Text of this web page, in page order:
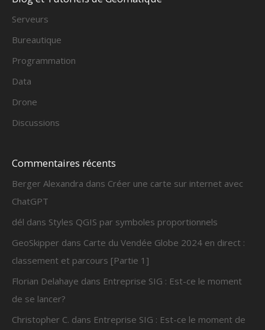
Serveurs
Bureautique
Programmation
Data
Drone
Discussions
Commentaires récents
Berger Alexandra dans Créer une carte sur internet avec
ChatGPT
dél dans Styles QGIS par symboles proportionnels
GeoSkipper dans Carte du Vendée Globe 2024 en direct :
classement et parcours [Partie 1]
Florian Delahaye dans Entreprise SIG : Est-ce le moment
de se lancer?
Christopher C. dans Entreprise SIG : Est-ce le moment de